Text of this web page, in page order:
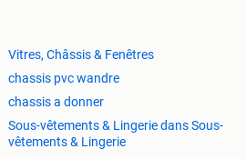
Vitres, Châssis & Fenêtres
chassis pvc wandre
chassis a donner
Sous-vêtements & Lingerie dans Sous-
vêtements & Lingerie